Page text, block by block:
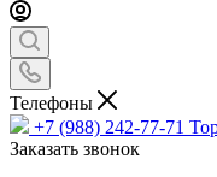
Телефоны
+7 (988) 242-77-71
Заказать звонок